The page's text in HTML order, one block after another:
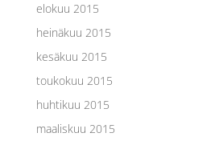
elokuu 2015
heinäkuu 2015
kesäkuu 2015
toukokuu 2015
huhtikuu 2015
maaliskuu 2015